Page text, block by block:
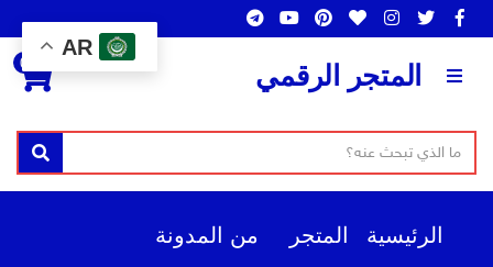
المتجر الرقمي
س
ص
بحث
0
الرئيسية المتجر من المدونة
AR